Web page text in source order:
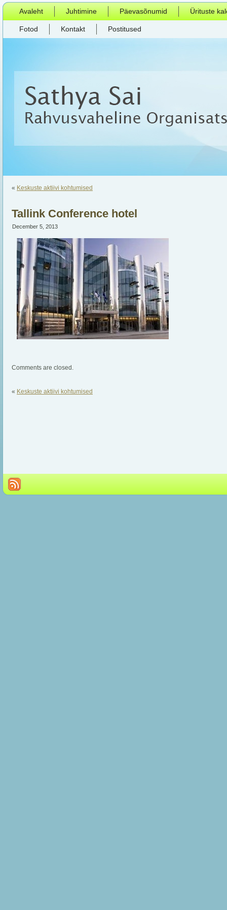
Avaleht Juhtimine Päevasõnumid Ürituste
Fotod Kontakt Postitused
« Keskuste aktiivi kohtumised
Tallink Conference hotel
December 5, 2013
Comments are closed.
« Keskuste aktiivi kohtumised